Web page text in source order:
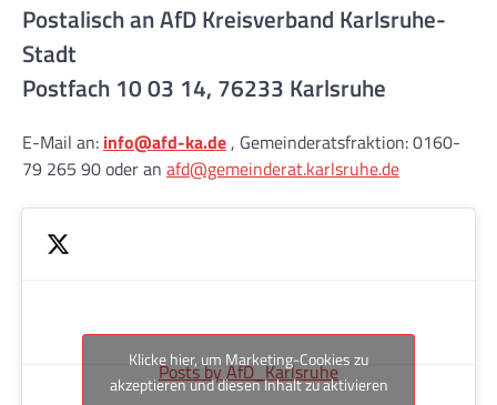
Postalisch an AfD Kreisverband Karlsruhe-
Stadt
Postfach 10 03 14, 76233 Karlsruhe
E-Mail an: info@afd-ka.de, Gemeinderatsfraktion: 0160-
79 265 90 oder an afd@gemeinderat.karlsruhe.de
Posts by AfD_Karlsruhe
Klicke hier, um Marketing-Cookies zu
akzeptieren und diesen Inhalt zu aktivieren